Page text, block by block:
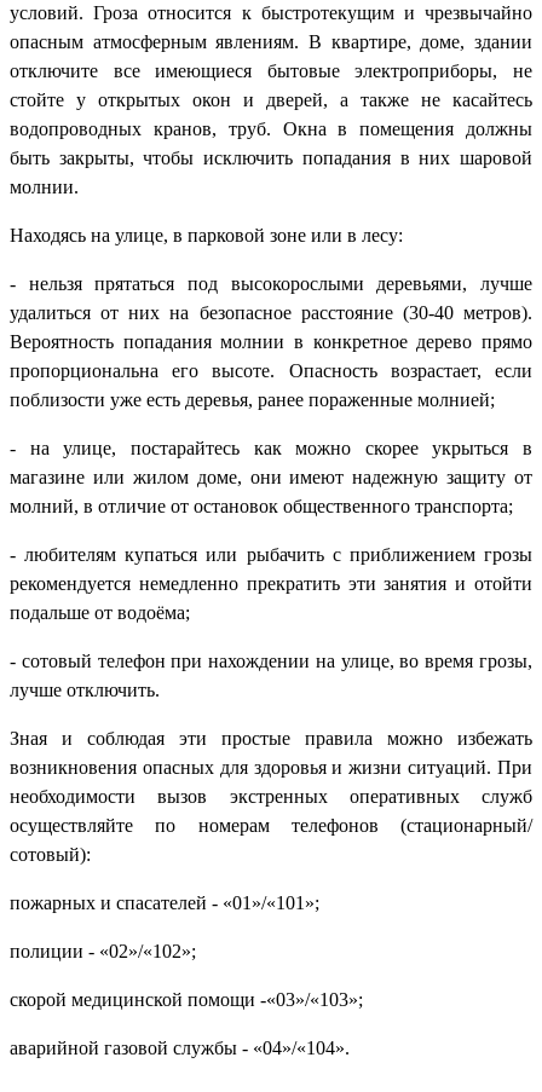
условий. Гроза относится к быстротекущим и чрезвычайно
опасным атмосферным явлениям. В квартире, доме, здании
отключите все имеющиеся бытовые электроприборы, не
стойте у открытых окон и дверей, а также не касайтесь
водопроводных кранов, труб. Окна в помещения должны
быть закрыты, чтобы исключить попадания в них шаровой
молнии.
Находясь на улице, в парковой зоне или в лесу:
- нельзя прятаться под высокорослыми деревьями, лучше
удалиться от них на безопасное расстояние (30-40 метров).
Вероятность попадания молнии в конкретное дерево прямо
пропорциональна его высоте. Опасность возрастает, если
поблизости уже есть деревья, ранее пораженные молнией;
- на улице, постарайтесь как можно скорее укрыться в
магазине или жилом доме, они имеют надежную защиту от
молний, в отличие от остановок общественного транспорта;
- любителям купаться или рыбачить с приближением грозы
рекомендуется немедленно прекратить эти занятия и отойти
подальше от водоёма;
- сотовый телефон при нахождении на улице, во время грозы,
лучше отключить.
Зная и соблюдая эти простые правила можно избежать
возникновения опасных для здоровья и жизни ситуаций. При
необходимости вызов экстренных оперативных служб
осуществляйте по номерам телефонов (стационарный/
сотовый):
пожарных и спасателей - «01»/«101»;
полиции - «02»/«102»;
скорой медицинской помощи -«03»/«103»;
аварийной газовой службы - «04»/«104».